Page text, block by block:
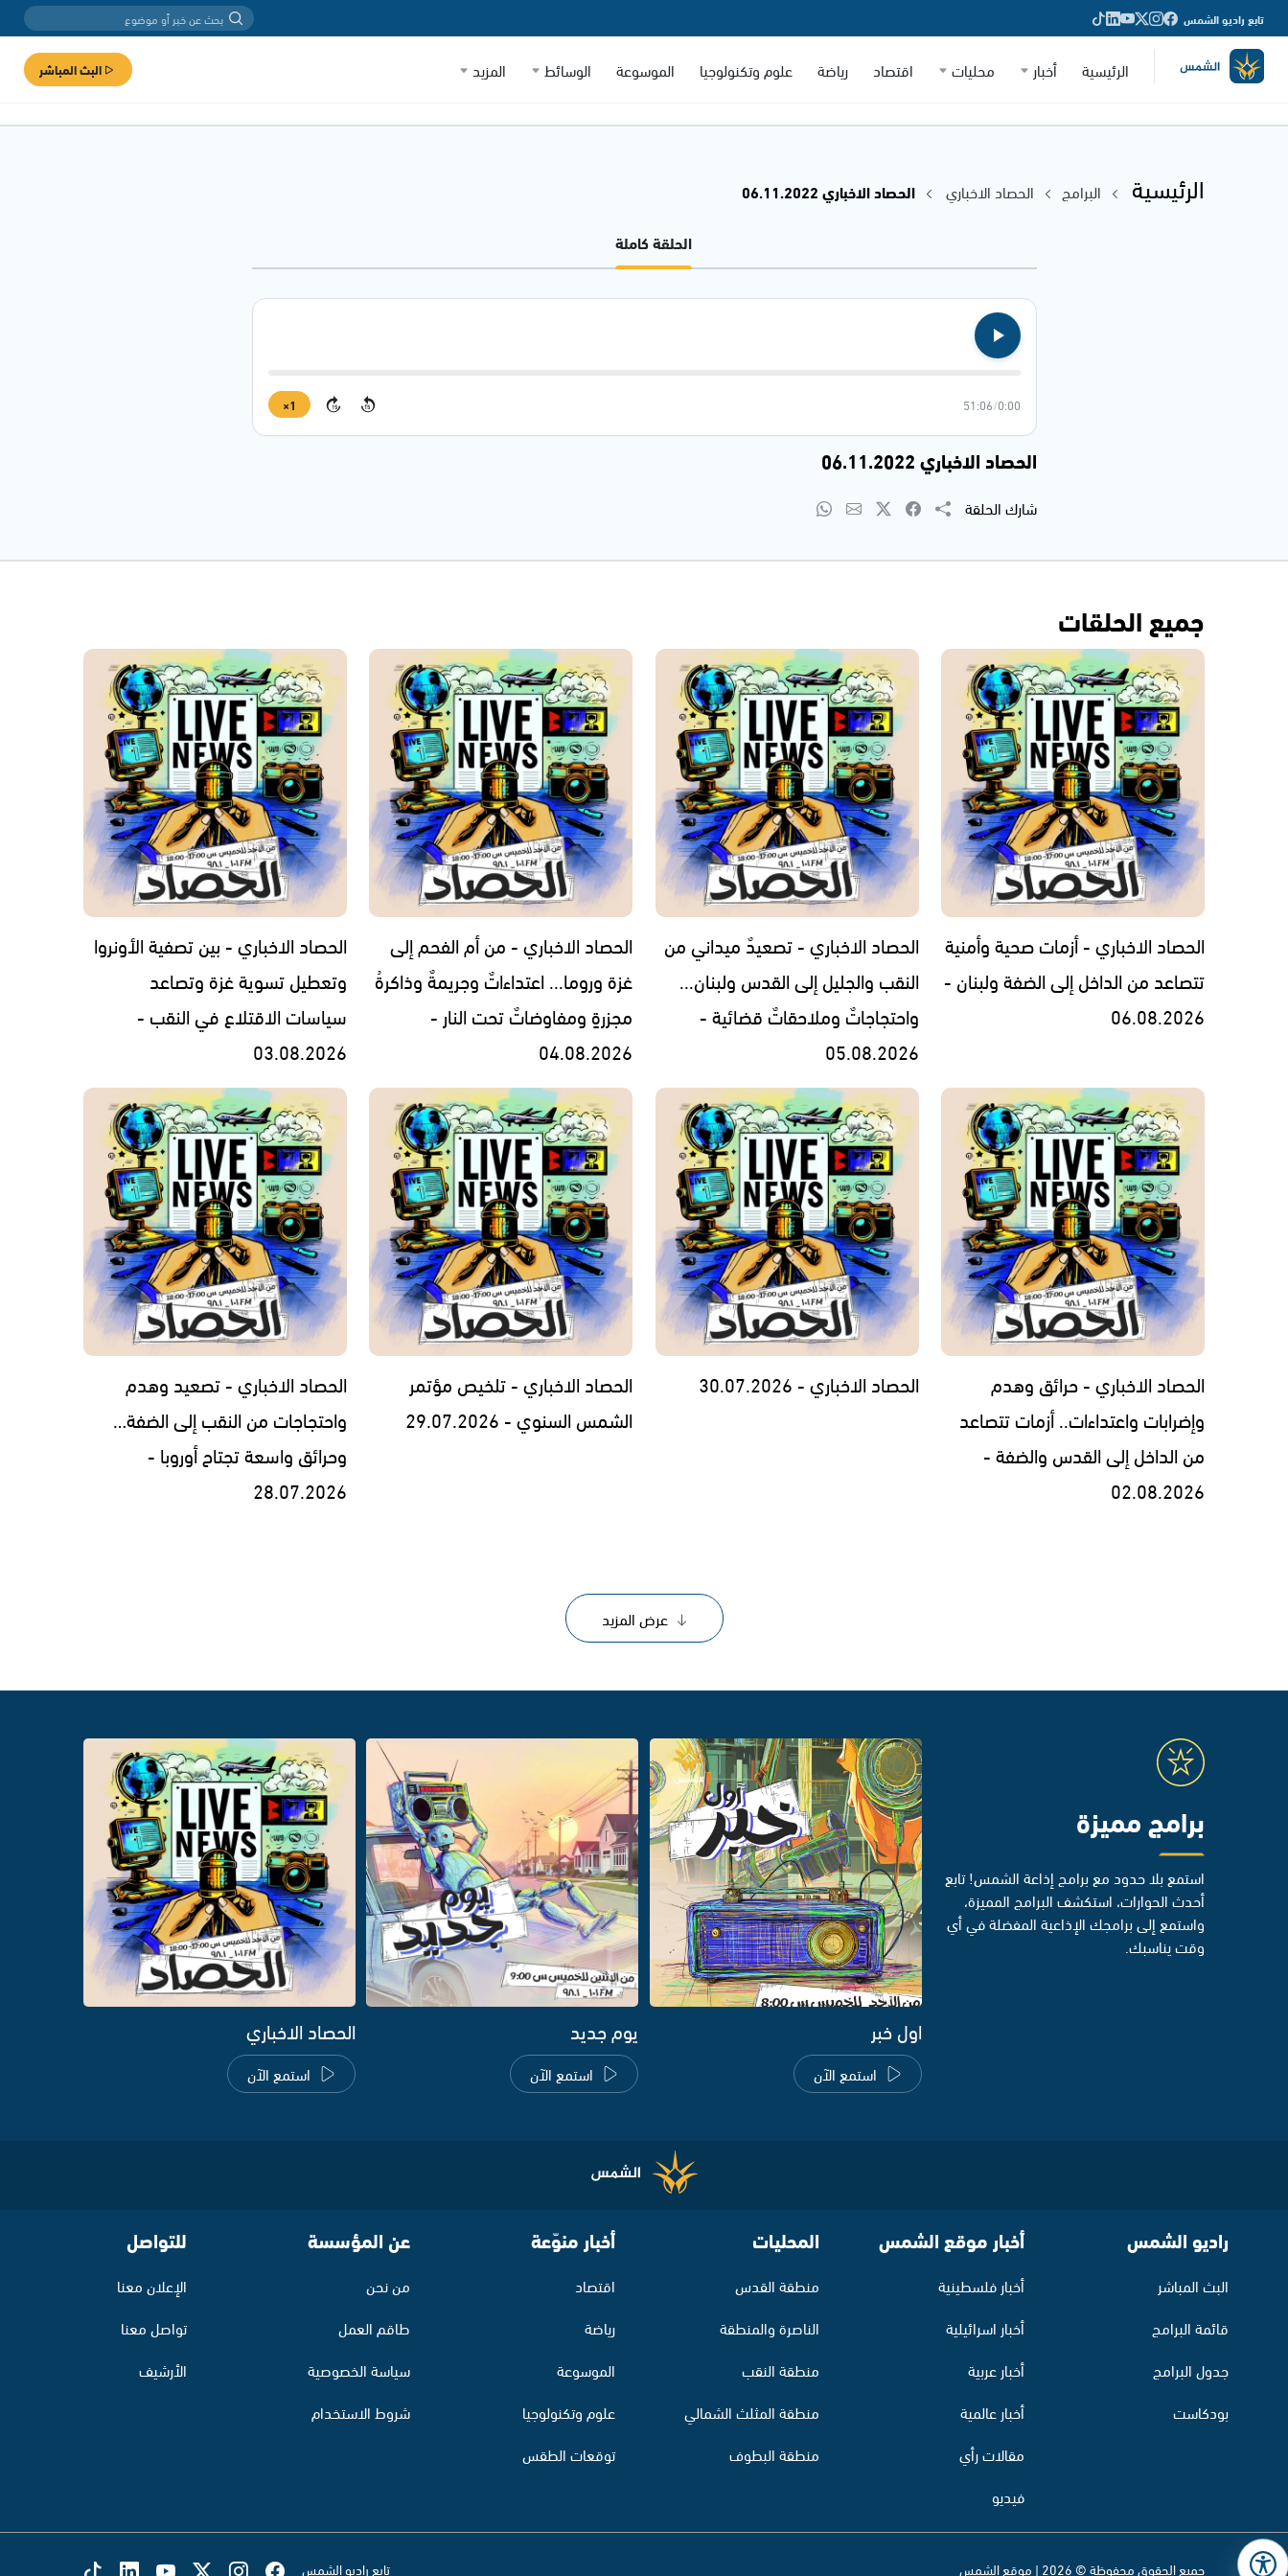
تابع راديو الشمس
الرئيسية أخبار محليات اقتصاد رياضة علوم وتكنولوجيا الموسوعة الوسائط المزيد البث المباشر
الرئيسية البرامج الحصاد الاخباري
الحصاد الاخباري 06.11.2022
الحلقة كاملة
0:00
/
51:06
15
15
1×
الحصاد الاخباري 06.11.2022
شارك الحلقة
جميع الحلقات
الحصاد الاخباري - أزمات صحية وأمنية
تتصاعد من الداخل إلى الضفة ولبنان -
06.08.2026
الحصاد الاخباري - تصعيدٌ ميداني من
النقب والجليل إلى القدس ولبنان...
واحتجاجاتٌ وملاحقاتٌ قضائية -
05.08.2026
الحصاد الاخباري - من أم الفحم إلى
غزة وروما... اعتداءاتٌ وجريمةٌ وذاكرةُ
مجزرةٍ ومفاوضاتٌ تحت النار -
04.08.2026
الحصاد الاخباري - بين تصفية الأونروا
وتعطيل تسوية غزة وتصاعد
سياسات الاقتلاع في النقب -
03.08.2026
الحصاد الاخباري - حرائق وهدم
وإضرابات واعتداءات.. أزمات تتصاعد
من الداخل إلى القدس والضفة -
02.08.2026
الحصاد الاخباري - 30.07.2026
الحصاد الاخباري - تلخيص مؤتمر
الشمس السنوي - 29.07.2026
الحصاد الاخباري - تصعيد وهدم
واحتجاجات من النقب إلى الضفة…
وحرائق واسعة تجتاح أوروبا -
28.07.2026
عرض المزيد
برامج مميزة
استمع بلا حدود مع برامج إذاعة الشمس! تابع
أحدث الحوارات، استكشف البرامج المميزة،
واستمع إلى برامجك الإذاعية المفضلة في أي
وقت يناسبك.
اول خبر
استمع الآن
يوم جديد
استمع الآن
الحصاد الاخباري
استمع الآن
راديو الشمس
البث المباشر
قائمة البرامج
جدول البرامج
بودكاست
أخبار موقع الشمس
أخبار فلسطينية
أخبار اسرائيلية
أخبار عربية
أخبار عالمية
مقالات رأي
فيديو
المحليات
منطقة القدس
الناصرة والمنطقة
منطقة النقب
منطقة المثلث الشمالي
منطقة البطوف
أخبار منوّعة
اقتصاد
رياضة
الموسوعة
علوم وتكنولوجيا
توقعات الطقس
عن المؤسسة
من نحن
طاقم العمل
سياسة الخصوصية
شروط الاستخدام
للتواصل
الإعلان معنا
تواصل معنا
الأرشيف
جميع الحقوق محفوظة © 2026 | موقع الشمس تابع راديو الشمس